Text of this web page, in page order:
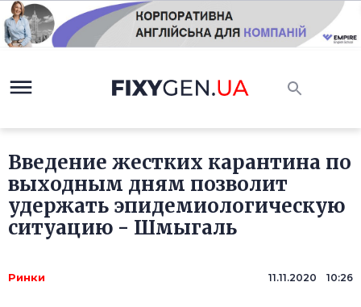
Введение жестких карантина по
выходным дням позволит
удержать эпидемиологическую
ситуацию - Шмыгаль
Ринки 11.11.2020 10:26